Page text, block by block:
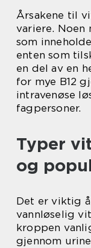
Årsakene til
variere. Noen
som
enten som
en del av en
for mye B12
intravenøse
fagpersoner.
Typer
og
Det er viktig
vannløselig
kroppen
gjennom